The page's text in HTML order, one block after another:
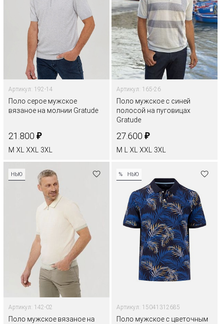
Артикул: 192-14
Поло серое мужское
вязаное на молнии Gratude
21.800 ₽
M XL XXL 3XL
Артикул: 165-26
Поло мужское с синей
полосой на пуговицах
Gratude
27.600 ₽
M XL XXL 3XL
НЬЮ
Артикул: 142-02
Поло мужское вязаное на
% НЬЮ
Артикул: 15041312685
Поло мужское с цветочным